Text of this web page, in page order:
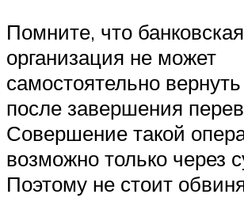
Помните, что банковская
организация не может
самостоятельно
после завершения
Совершение такой
возможно только через
Поэтому не стоит